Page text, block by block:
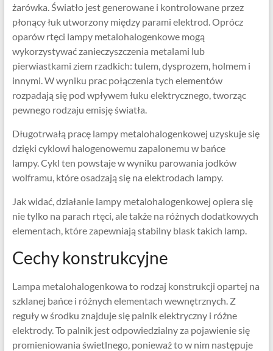
żarówka. Światło jest generowane i kontrolowane przez
płonący łuk utworzony między parami elektrod. Oprócz
oparów rtęci lampy metalohalogenkowe mogą
wykorzystywać zanieczyszczenia metalami lub
pierwiastkami ziem rzadkich: tulem, dysprozem, holmem i
innymi. W wyniku prac połączenia tych elementów
rozpadają się pod wpływem łuku elektrycznego, tworząc
pewnego rodzaju emisję światła.
Długotrwałą pracę lampy metalohalogenkowej uzyskuje się
dzięki cyklowi halogenowemu zapalonemu w bańce
lampy. Cykl ten powstaje w wyniku parowania jodków
wolframu, które osadzają się na elektrodach lampy.
Jak widać, działanie lampy metalohalogenkowej opiera się
nie tylko na parach rtęci, ale także na różnych dodatkowych
elementach, które zapewniają stabilny blask takich lamp.
Cechy konstrukcyjne
Lampa metalohalogenkowa to rodzaj konstrukcji opartej na
szklanej bańce i różnych elementach wewnętrznych. Z
reguły w środku znajduje się palnik elektryczny i różne
elektrody. To palnik jest odpowiedzialny za pojawienie się
promieniowania świetlnego, ponieważ to w nim następuje